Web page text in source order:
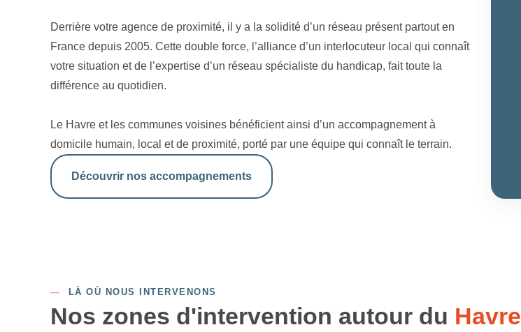
Derrière votre agence de proximité, il y a la solidité d’un réseau présent partout en
France depuis 2005. Cette double force, l’alliance d’un interlocuteur local qui connaît
votre situation et de l’expertise d’un réseau spécialiste du handicap, fait toute la
différence au quotidien.
Le Havre et les communes voisines bénéficient ainsi d’un accompagnement à
domicile humain, local et de proximité, porté par une équipe qui connaît le terrain.
Découvrir nos accompagnements
— LÀ OÙ NOUS INTERVENONS
Nos zones d'intervention autour du Havre